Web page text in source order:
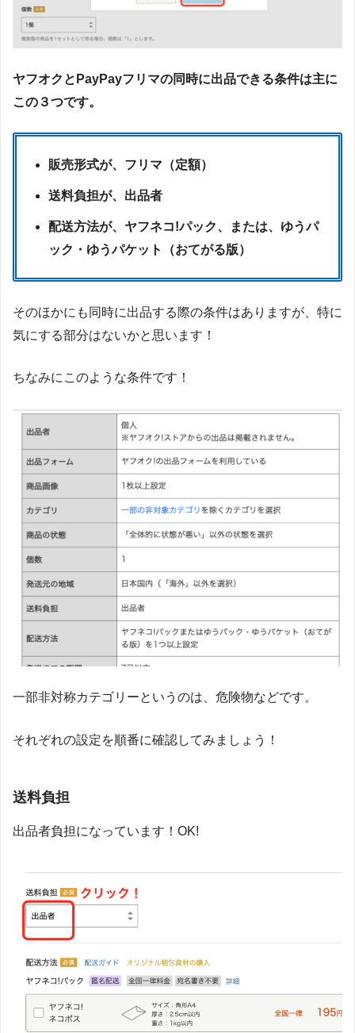
ヤフオクとPayPayフリマの同時に出品できる条件は主に
この３つです。
販売形式が、フリマ（定額）
送料負担が、出品者
配送方法が、ヤフネコ!パック、または、ゆうパ
ック・ゆうパケット（おてがる版）
そのほかにも同時に出品する際の条件はありますが、特に
気にする部分はないかと思います！
ちなみにこのような条件です！
一部非対称カテゴリーというのは、危険物などです。
それぞれの設定を順番に確認してみましょう！
送料負担
出品者負担になっています！OK!